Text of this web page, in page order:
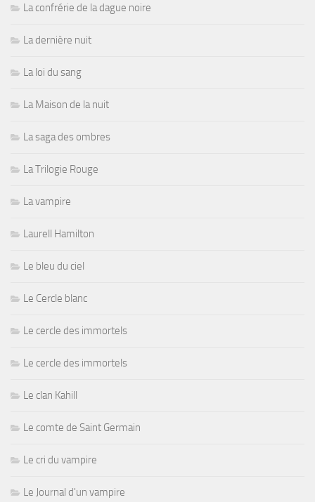
La confrérie de la dague noire
La dernière nuit
La loi du sang
La Maison de la nuit
La saga des ombres
La Trilogie Rouge
La vampire
Laurell Hamilton
Le bleu du ciel
Le Cercle blanc
Le cercle des immortels
Le cercle des immortels
Le clan Kahill
Le comte de Saint Germain
Le cri du vampire
Le Journal d'un vampire